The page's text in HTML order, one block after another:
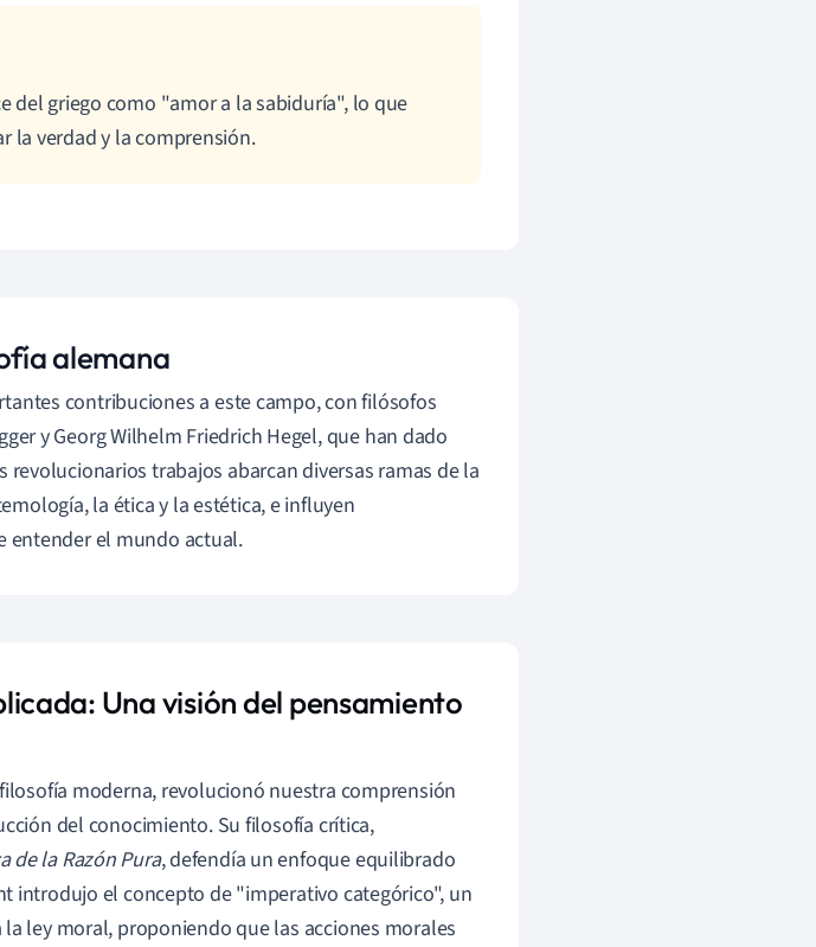
del griego como "amor a la sabiduría", lo que
la verdad y la comprensión.
alemana
contribuciones a este campo, con filósofos
y Georg Wilhelm Friedrich Hegel, que han dado
trabajos abarcan diversas ramas de la
la ética y la estética, e influyen
entender el mundo actual.
Una visión del pensamiento
moderna, revolucionó nuestra comprensión
del conocimiento. Su filosofía crítica,
de la Razón Pura, defendía un enfoque equilibrado
introdujo el concepto de "imperativo categórico", un
ley moral, proponiendo que las acciones morales